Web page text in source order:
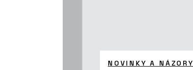
NOVINKY A NÁZORY